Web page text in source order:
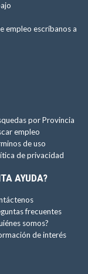
empleo escríbanos a
por Provincia
empleo
de uso
de privacidad
AYUDA?
frecuentes
somos?
de interés